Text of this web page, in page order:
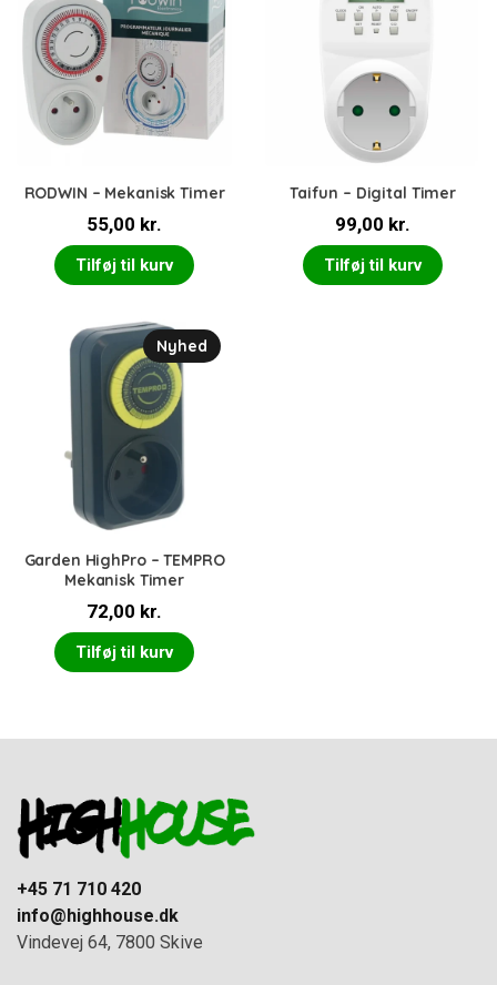
RODWIN – Mekanisk Timer
55,00 kr.
Tilføj til kurv
Taifun – Digital Timer
99,00 kr.
Tilføj til kurv
Nyhed
Garden HighPro – TEMPRO
Mekanisk Timer
72,00 kr.
Tilføj til kurv
+45 71 710 420
info@highhouse.dk
Vindevej 64, 7800 Skive